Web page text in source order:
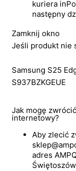
kuriera
następny
Zamknij okno
Jeśli produkt nie
Samsung S25
S937BZKGEUE
Jak mogę
internetowy?
Aby zlecić
adres